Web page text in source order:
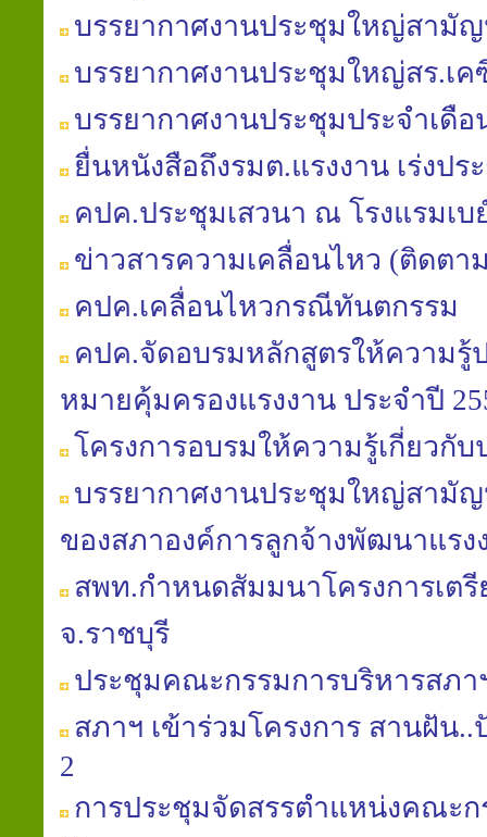
บรรยากาศงานประชุมใหญ่สามัญ
บรรยากาศงานประชุมใหญ่สร.เค
บรรยากาศงานประชุมประจำเดือ
ยื่นหนังสือถึงรมต.แรงงาน เร่งปร
คปค.ประชุมเสวนา ณ โรงแรมเบ
ข่าวสารความเคลื่อนไหว (ติดตา
คปค.เคลื่อนไหวกรณีทันตกรรม
คปค.จัดอบรมหลักสูตรให้ความรู้
หมายคุ้มครองแรงงาน ประจำปี
โครงการอบรมให้ความรู้เกี่ยวกั
บรรยากาศงานประชุมใหญ่สามัญ
ของสภาองค์การลูกจ้างพัฒนาแรง
สพท.กำหนดสัมมนาโครงการเต
จ.ราชบุรี
ประชุมคณะกรรมการบริหารสภา
สภาฯ เข้าร่วมโครงการ สานฝัน
2
การประชุมจัดสรรตำแหน่งคณะก